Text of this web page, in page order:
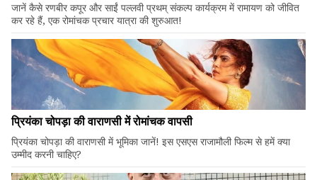
जानें कैसे रणबीर कपूर और साईं पल्लवी प्रथम् संकल्प कार्यक्रम में रामायण को जीवित
कर रहे हैं, एक रोमांचक प्रचार यात्रा की शुरुआत!
प्रियंका चोपड़ा की वाराणसी में रोमांचक वापसी
प्रियंका चोपड़ा की वाराणसी में भूमिका जानें! इस एसएस राजामौली फिल्म से हमें क्या
उम्मीद करनी चाहिए?